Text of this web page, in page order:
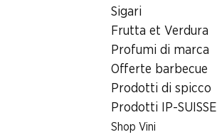
Sigari
Frutta et Verdura
Profumi di marca
Offerte barbecue
Prodotti di spicco
Prodotti IP-SUISSE
Shop Vini
Postplatz 3, 5272 Gansingen